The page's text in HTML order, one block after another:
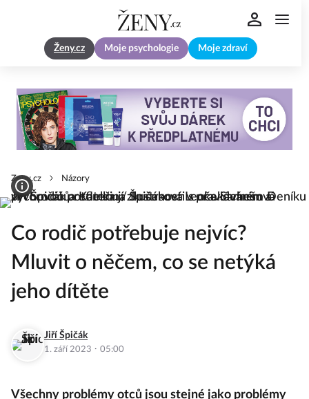
Ženy.cz Moje psychologie Moje zdraví
Zeny.cz Názory
Co rodič potřebuje nejvíc?
Mluvit o něčem, co se netýká
jeho dítěte
Jiří Špičák
1. září 2023 · 05:00
Všechny problémy otců jsou stejné jako problémy